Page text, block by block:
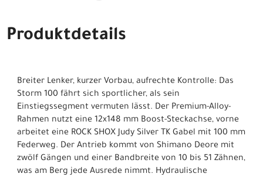
Produktdetails
Breiter Lenker, kurzer Vorbau, aufrechte Kontrolle: Das
Storm 100 fährt sich sportlicher, als sein
Einstiegssegment vermuten lässt. Der Premium-Alloy-
Rahmen nutzt eine 12x148 mm Boost-Steckachse, vorne
arbeitet eine ROCK SHOX Judy Silver TK Gabel mit 100 mm
Federweg. Der Antrieb kommt von Shimano Deore mit
zwölf Gängen und einer Bandbreite von 10 bis 51 Zähnen,
was am Berg jede Ausrede nimmt. Hydraulische